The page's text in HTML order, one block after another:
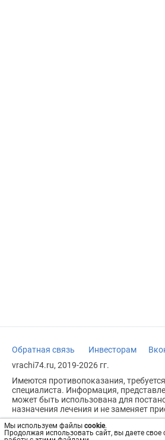
Мы используем файлы cookie.
Продолжая использовать сайт, вы даете свое
Обратная связь Инвесторам
vrachi74.ru, 2019-2026 гг.
Имеются противопоказания,
специалиста. Информация,
может быть использована для
назначения лечения и не заменяет
Возрастное ограничение: 18+